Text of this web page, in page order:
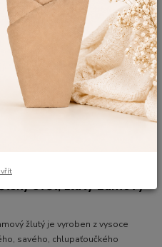
svět žlutý
svět, žlutý Lamový
žlutý je vyroben z vysoce
savého, chlupaťoučkého